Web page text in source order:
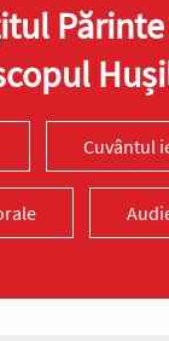
Cuvântul